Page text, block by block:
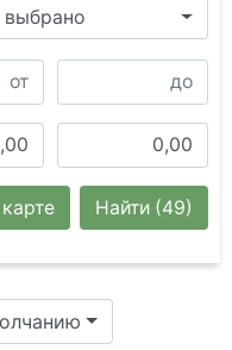
выбрано
Найти (49)